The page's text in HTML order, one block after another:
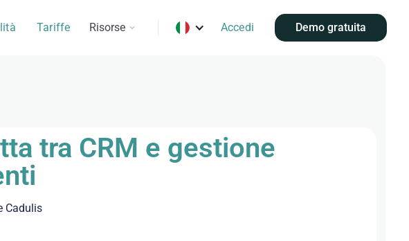
Tariffe Risorse Accedi Demo gratuita
tra CRM e gestione
Cadulis